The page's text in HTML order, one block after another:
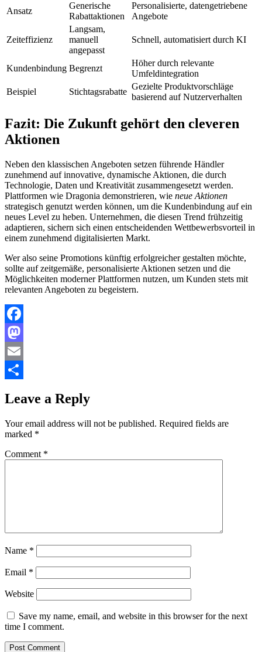
Ansatz
Generische
Rabattaktionen
Personalisierte, datengetriebene
Angebote
Zeiteffizienz
Langsam,
manuell
angepasst
Schnell, automatisiert durch KI
Kundenbindung Begrenzt
Höher durch relevante
Umfeldintegration
Beispiel
Stichtagsrabatte
Gezielte Produktvorschläge
basierend auf Nutzerverhalten
Fazit: Die Zukunft gehört den cleveren
Aktionen
Neben den klassischen Angeboten setzen führende Händler
zunehmend auf innovative, dynamische Aktionen, die durch
Technologie, Daten und Kreativität zusammengesetzt werden.
Plattformen wie Dragonia demonstrieren, wie neue Aktionen
strategisch genutzt werden können, um die Kundenbindung auf ein
neues Level zu heben. Unternehmen, die diesen Trend frühzeitig
adaptieren, sichern sich einen entscheidenden Wettbewerbsvorteil in
einem zunehmend digitalisierten Markt.
Wer also seine Promotions künftig erfolgreicher gestalten möchte,
sollte auf zeitgemäße, personalisierte Aktionen setzen und die
Möglichkeiten moderner Plattformen nutzen, um Kunden stets mit
relevanten Angeboten zu begeistern.
Facebook
Mastodon
Email
Leave a Reply
Your email address will not be published. Required fields are
marked *
Comment *
Name *
Email *
Website
Save my name, email, and website in this browser for the next
time I comment.